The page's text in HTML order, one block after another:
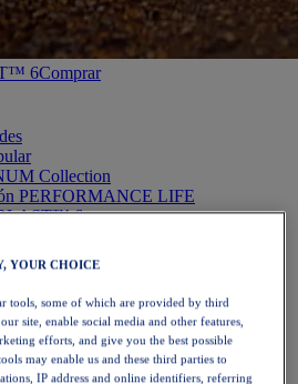
6Comprar
Collection
PERFORMANCE LIFE
6
YOUR CHOICE
tools, some of which are provided by third
site, enable social media and other features,
efforts, and give you the best possible
may enable us and these third parties to
IP address and online identifiers, referring